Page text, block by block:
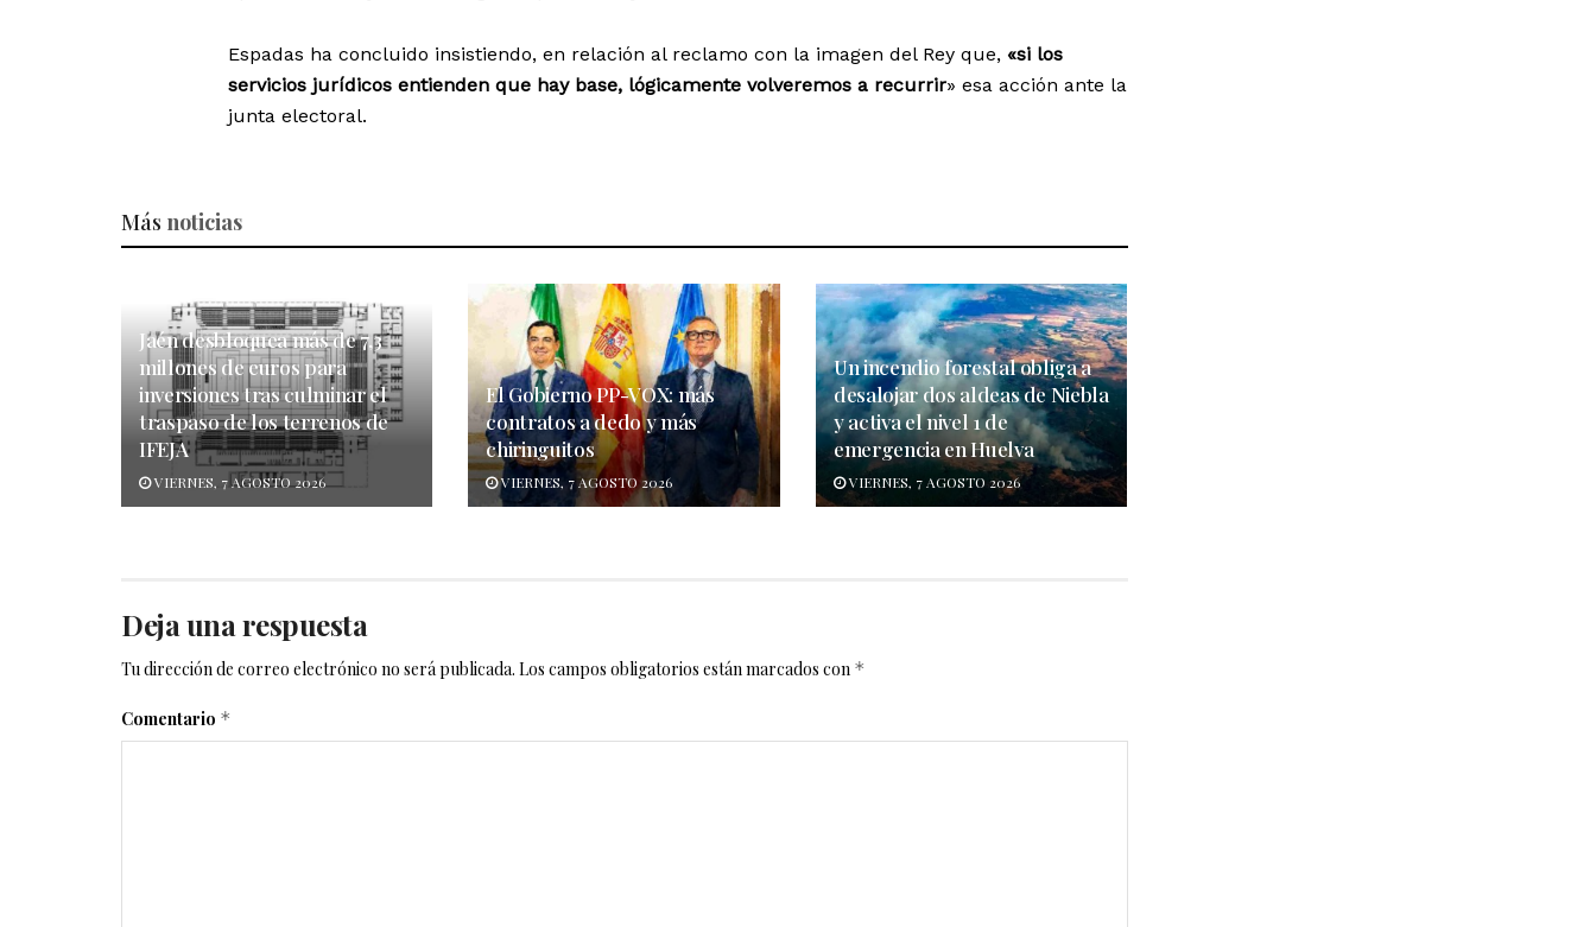
Espadas ha concluido insistiendo, en relación al reclamo con la imagen del Rey que, «si los
servicios jurídicos entienden que hay base, lógicamente volveremos a recurrir» esa acción ante la
junta electoral.
Más noticias
Jaén desbloquea más de 7,3
millones de euros para
inversiones tras culminar el
traspaso de los terrenos de
IFEJA
VIERNES, 7 AGOSTO 2026
El Gobierno PP-VOX: más
contratos a dedo y más
chiringuitos
VIERNES, 7 AGOSTO 2026
Un incendio forestal obliga a
desalojar dos aldeas de Niebla
y activa el nivel 1 de
emergencia en Huelva
VIERNES, 7 AGOSTO 2026
Deja una respuesta
Tu dirección de correo electrónico no será publicada. Los campos obligatorios están marcados con *
Comentario *